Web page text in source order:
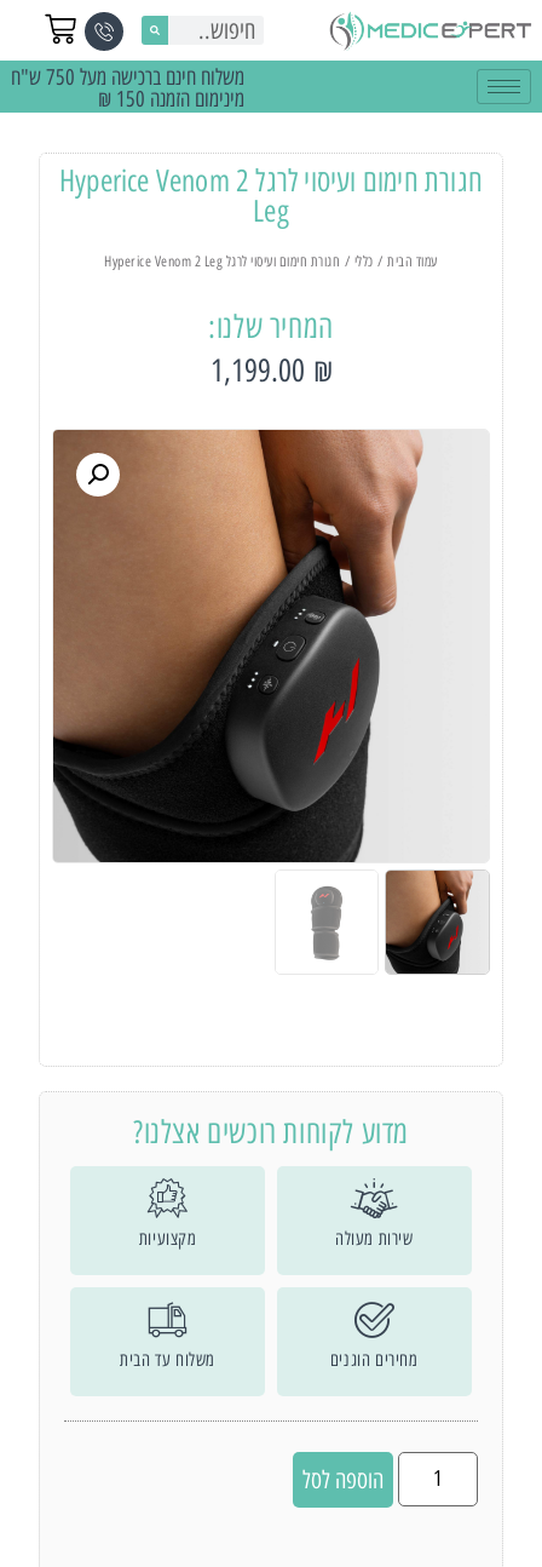
משלוח חינם ברכישה מעל 750 ש"ח
מינימום הזמנה 150 ₪
חגורת חימום ועיסוי לרגל Hyperice Venom 2
Leg
עמוד הבית/ כללי / חגורת חימום ועיסוי לרגל Hyperice Venom 2 Leg
המחיר שלנו:
₪
מדוע לקוחות רוכשים אצלנו?
שירות מעולה מקצועיות
מחירים הוגנים משלוח עד הבית
הוספה לסל